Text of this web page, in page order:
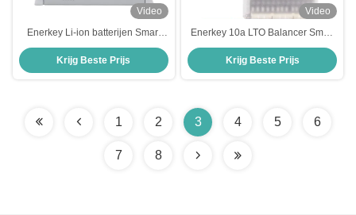
Video
Enerkey Li-ion batterijen Smart
Active Balancer 1A-4A Verstelbare
2S-24S Active Equalizer Balancer
Lifepo4
Krijg Beste Prijs
Video
Enerkey 10a LTO Balancer Smart
Active Equalizer voor Li-ion
Lifepo4 4S 8S 16S 24S batterijen
Krijg Beste Prijs
1 2 3 4 5 6
7 8